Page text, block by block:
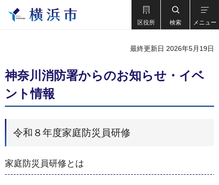
区役所 検索 メニュー
最終更新日 2026年5月19日
神奈川消防署からのお知らせ・イベ
ント情報
令和８年度家庭防災員研修
家庭防災員研修とは